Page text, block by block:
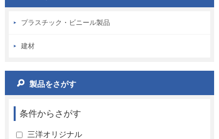
プラスチック・ビニール製品
建材
製品をさがす
条件からさがす
三洋オリジナル